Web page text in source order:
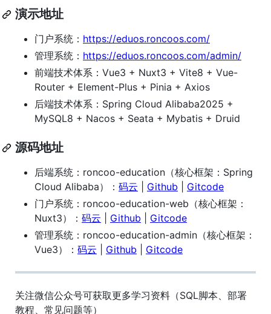
演示地址
门户系统： https://eduos.roncoos.com/
管理系统： https://eduos.roncoos.com/admin/
前端技术体系：Vue3 + Nuxt3 + Vite8 + Vue-
Router + Element-Plus + Pinia + Axios
后端技术体系：Spring Cloud Alibaba2025 +
MySQL8 + Nacos + Seata + Mybatis + Druid
源码地址
后端系统：roncoo-education（核心框架：Spring
Cloud Alibaba）： 码云 Github
Gitcode
门户系统：roncoo-education-web（核心框架：
Nuxt3）： 码云 Github
Gitcode
管理系统：roncoo-education-admin（核心框架：
Vue3）： 码云 Github Gitcode
关注微信公众号可获取更多学习资料（SQL脚本、部署
教程、常见问题等）